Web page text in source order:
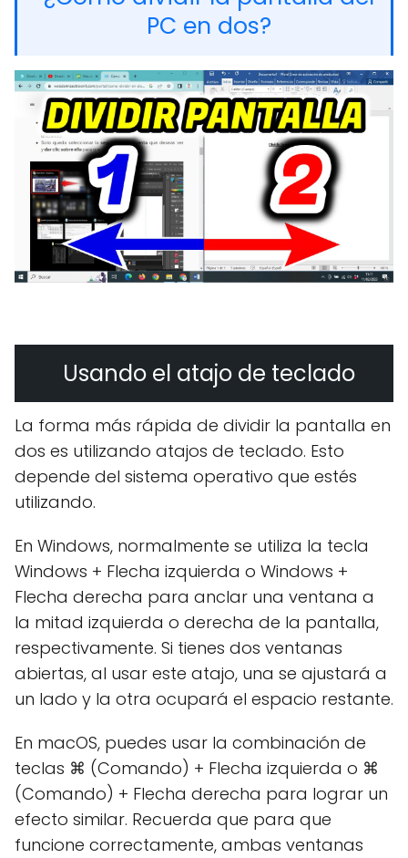
PC en dos?
Usando el atajo de teclado
La forma más rápida de dividir la pantalla en
dos es utilizando atajos de teclado. Esto
depende del sistema operativo que estés
utilizando.
En Windows, normalmente se utiliza la tecla
Windows + Flecha izquierda o Windows +
Flecha derecha para anclar una ventana a
la mitad izquierda o derecha de la pantalla,
respectivamente. Si tienes dos ventanas
abiertas, al usar este atajo, una se ajustará a
un lado y la otra ocupará el espacio restante.
En macOS, puedes usar la combinación de
teclas ⌘ (Comando) + Flecha izquierda o ⌘
(Comando) + Flecha derecha para lograr un
efecto similar. Recuerda que para que
funcione correctamente, ambas ventanas